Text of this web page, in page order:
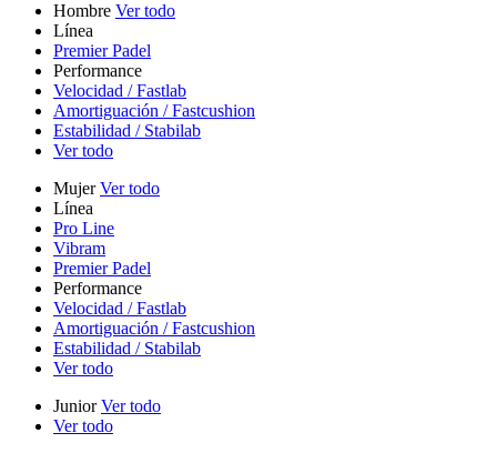
Hombre Ver todo
Línea
Premier Padel
Performance
Velocidad / Fastlab
Amortiguación / Fastcushion
Estabilidad / Stabilab
Ver todo
MujerVer todo
Línea
Pro Line
Vibram
Premier Padel
Performance
Velocidad / Fastlab
Amortiguación / Fastcushion
Estabilidad / Stabilab
Ver todo
JuniorVer todo
Ver todo